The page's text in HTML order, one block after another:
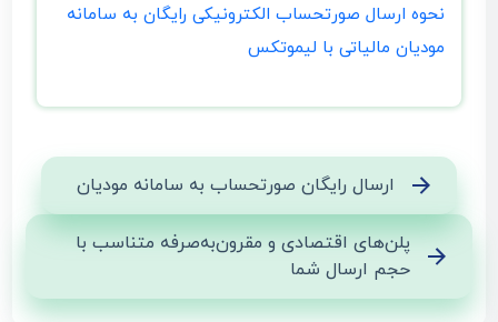
نحوه ارسال صورتحساب الکترونیکی رایگان به سامانه
مودیان مالیاتی با لیموتکس
ارسال رایگان صورتحساب به سامانه مودیان
پلن‌های اقتصادی و مقرون‌به‌صرفه متناسب با
حجم ارسال شما